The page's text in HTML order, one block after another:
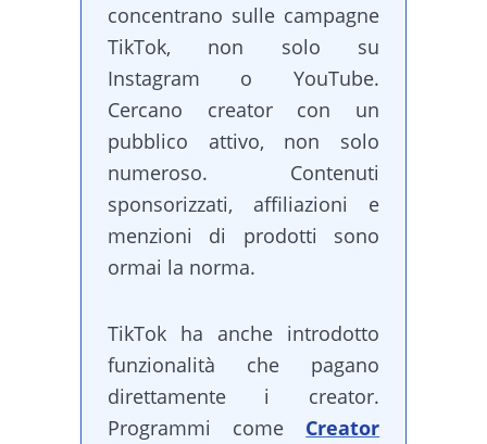
concentrano sulle campagne
TikTok, non solo su
Instagram o YouTube.
Cercano creator con un
pubblico attivo, non solo
numeroso. Contenuti
sponsorizzati, affiliazioni e
menzioni di prodotti sono
ormai la norma.
TikTok ha anche introdotto
funzionalità che pagano
direttamente i creator.
Programmi come Creator